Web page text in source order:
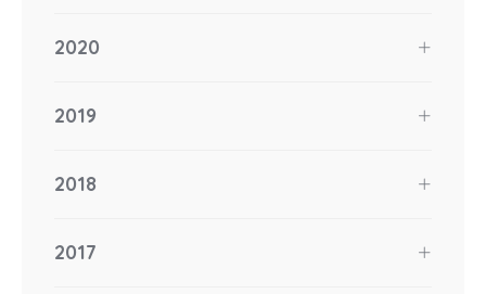
2020
2019
2018
2017